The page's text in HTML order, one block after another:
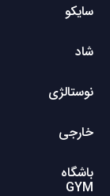
سایکو
شاد
نوستالژی
خارجی
باشگاه
GYM